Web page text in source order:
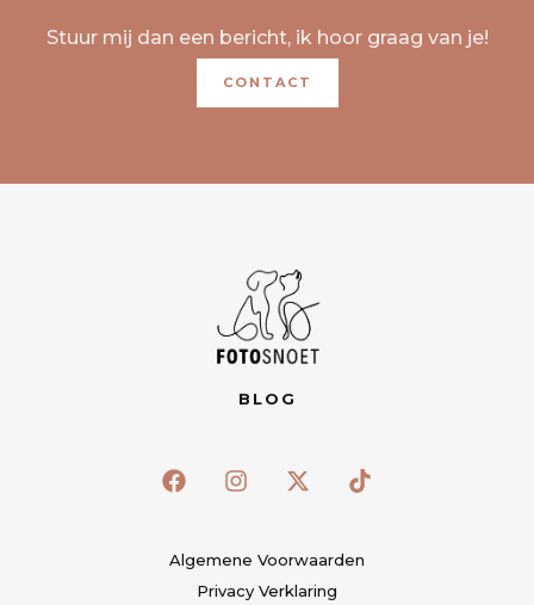
Stuur mij dan een bericht, ik hoor graag van je!
CONTACT
BLOG
Algemene Voorwaarden
Privacy Verklaring